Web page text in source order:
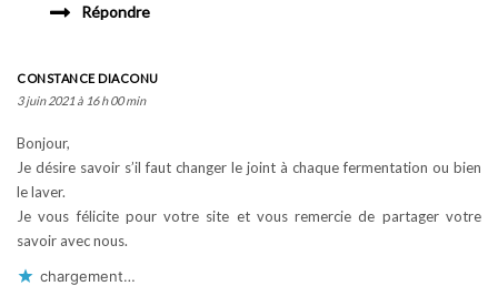
Répondre
CONSTANCE DIACONU
3 juin 2021 à 16 h 00 min
Bonjour,
Je désire savoir s’il faut changer le joint à chaque fermentation ou bien
le laver.
Je vous félicite pour votre site et vous remercie de partager votre
savoir avec nous.
chargement…